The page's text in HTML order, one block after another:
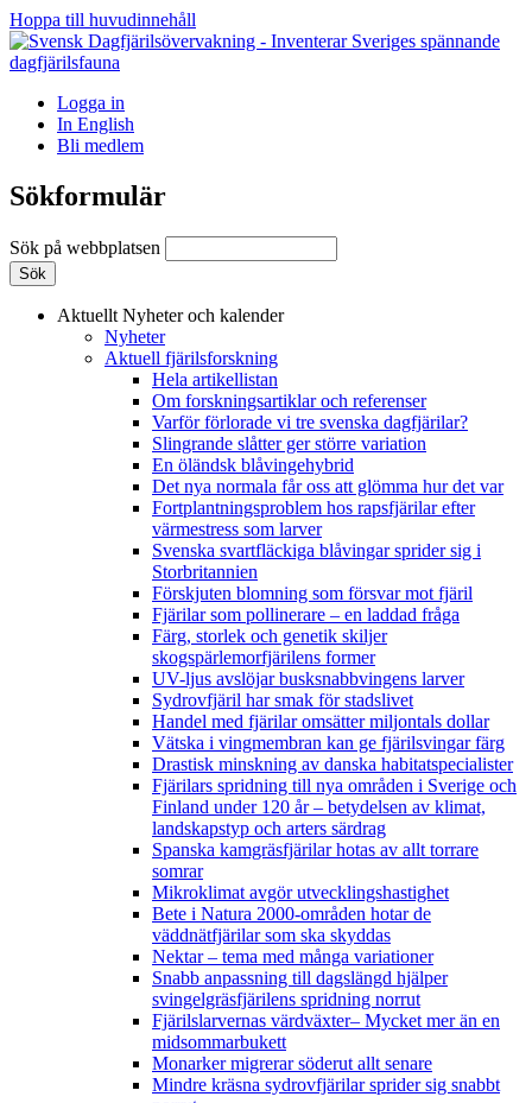
Hoppa till huvudinnehåll
Logga in
In English
Bli medlem
Sökformulär
Sök på webbplatsen
Aktuellt Nyheter och kalender
Nyheter
Aktuell fjärilsforskning
Hela artikellistan
Om forskningsartiklar och referenser
Varför förlorade vi tre svenska dagfjärilar?
Slingrande slåtter ger större variation
En öländsk blåvingehybrid
Det nya normala får oss att glömma hur det var
Fortplantningsproblem hos rapsfjärilar efter
värmestress som larver
Svenska svartfläckiga blåvingar sprider sig i
Storbritannien
Förskjuten blomning som försvar mot fjäril
Fjärilar som pollinerare – en laddad fråga
Färg, storlek och genetik skiljer
skogspärlemorfjärilens former
UV-ljus avslöjar busksnabbvingens larver
Sydrovfjäril har smak för stadslivet
Handel med fjärilar omsätter miljontals dollar
Vätska i vingmembran kan ge fjärilsvingar färg
Drastisk minskning av danska habitatspecialister
Fjärilars spridning till nya områden i Sverige och
Finland under 120 år– betydelsen av klimat,
landskapstyp och arters särdrag
Spanska kamgräsfjärilar hotas av allt torrare
somrar
Mikroklimat avgör utvecklingshastighet
Bete i Natura 2000-områden hotar de
väddnätfjärilar som ska skyddas
Nektar – tema med många variationer
Snabb anpassning till dagslängd hjälper
svingelgräsfjärilens spridning norrut
Fjärilslarvernas värdväxter– Mycket mer än en
midsommarbukett
Monarker migrerar söderut allt senare
Mindre kräsna sydrovfjärilar sprider sig snabbt